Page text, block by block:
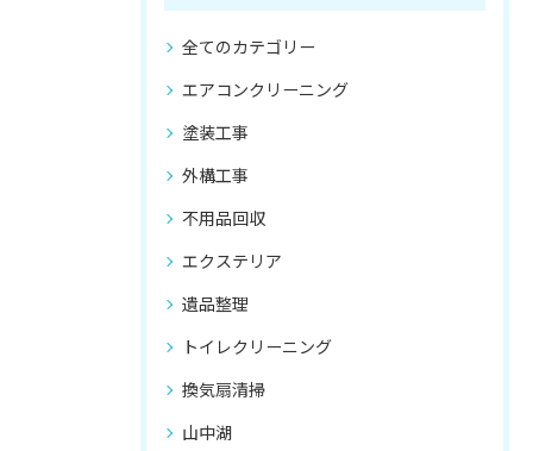
全てのカテゴリー
エアコンクリーニング
塗装工事
外構工事
不用品回収
エクステリア
遺品整理
トイレクリーニング
換気扇清掃
山中湖